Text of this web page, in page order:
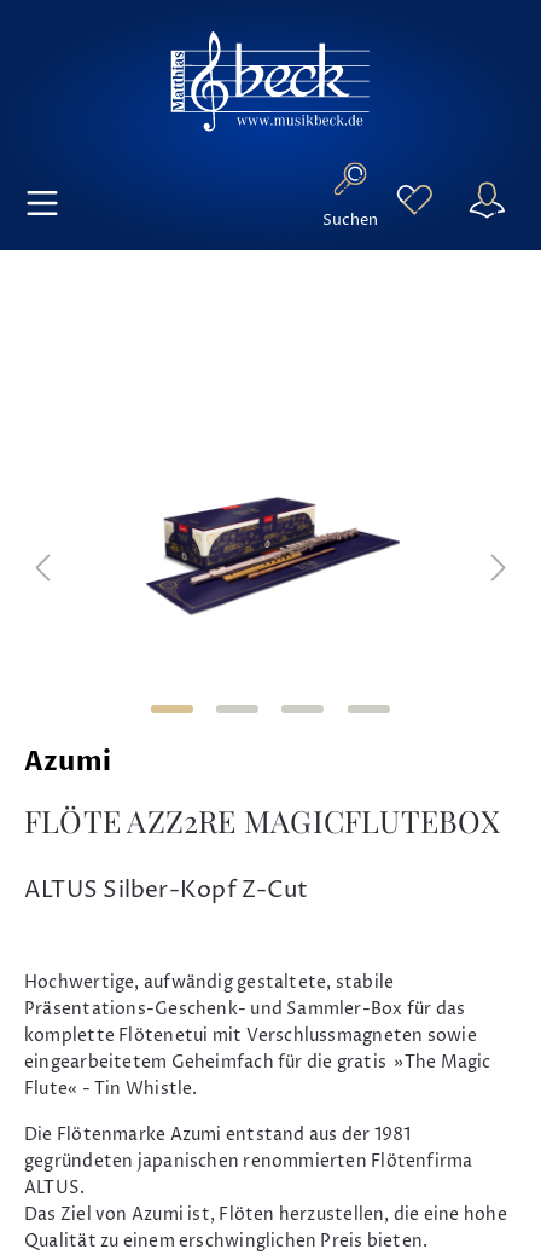
Suchen
Azumi
FLÖTE AZZ2RE MAGICFLUTEBOX
ALTUS Silber-Kopf Z-Cut
Hochwertige, aufwändig gestaltete, stabile
Präsentations-Geschenk- und Sammler-Box für das
komplette Flötenetui mit Verschlussmagneten sowie
eingearbeitetem Geheimfach für die gratis »The Magic
Flute« - Tin Whistle.
Die Flötenmarke Azumi entstand aus der 1981
gegründeten japanischen renommierten Flötenfirma
ALTUS.
Das Ziel von Azumi ist, Flöten herzustellen, die eine hohe
Qualität zu einem erschwinglichen Preis bieten.